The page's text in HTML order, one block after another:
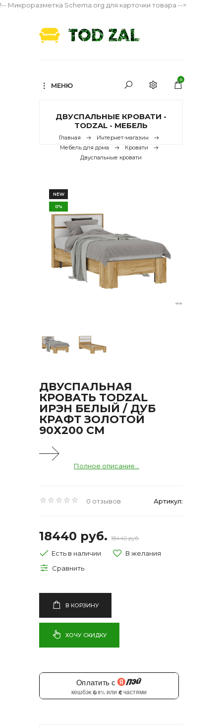
!-- Микроразметка Schema.org для карточки товара -->
МЕНЮ
0
ДВУСПАЛЬНЫЕ КРОВАТИ -
TODZAL - МЕБЕЛЬ
Главная
Интернет-магазин
Мебель для дома
Кровати
Двуспальные кровати
NEW
0%
ДВУСПАЛЬНАЯ
КРОВАТЬ TODZAL
ИРЭН БЕЛЫЙ / ДУБ
КРАФТ ЗОЛОТОЙ
90Х200 СМ
Полное описание...
0 отзывов Артикул:
18440 руб. 18440 руб.
Есть в наличии
В КОРЗИНУ
ХОЧУ СКИДКУ